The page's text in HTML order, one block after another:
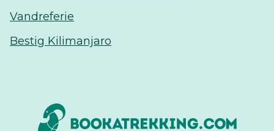
Vandreferie
Bestig Kilimanjaro